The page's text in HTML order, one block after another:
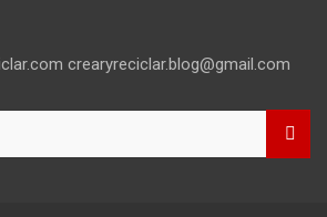
crearyreciclar.blog@gmail.com